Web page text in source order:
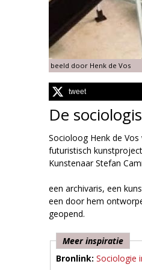
i
e
M
a
g
z
i
n
beeld door Henk de Vos
tweet
De
Socioloog Henk de
futuristisch
Kunstenaar Stefan
een archivaris, een
een door hem
geopend.
Meer inspiratie
Bronlink: Sociologie